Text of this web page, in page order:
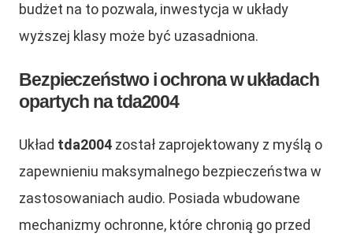
budżet na to pozwala, inwestycja w układy
wyższej klasy może być uzasadniona.
Bezpieczeństwo i ochrona w układach
opartych na tda2004
Układ tda2004 został zaprojektowany z myślą o
zapewnieniu maksymalnego bezpieczeństwa w
zastosowaniach audio. Posiada wbudowane
mechanizmy ochronne, które chronią go przed